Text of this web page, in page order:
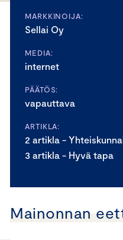
MARKKINOIJA:
Sellai Oy
MEDIA:
internet
PÄÄTÖS:
vapauttava
ARTIKLA:
2 artikla -
3 artikla - Hyvä tapa
Mainonnan